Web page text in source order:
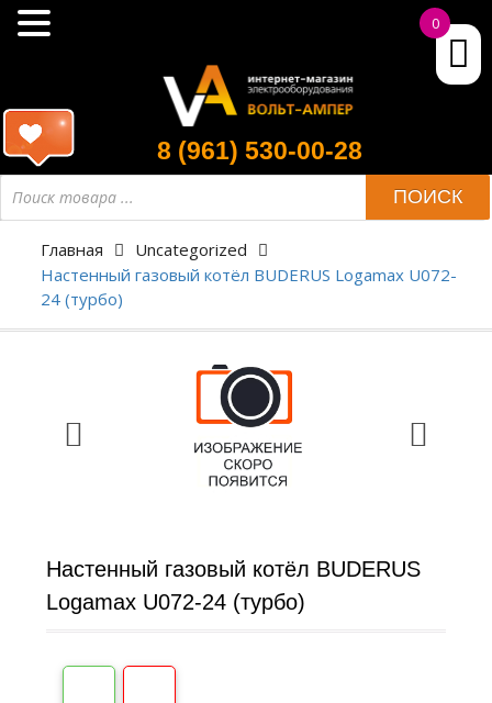
8 (961) 530-00-28
ПОИСК
Главная
Uncategorized
Настенный газовый котёл BUDERUS Logamax U072-
24 (турбо)
Настенный газовый котёл BUDERUS
Logamax U072-24 (турбо)
0